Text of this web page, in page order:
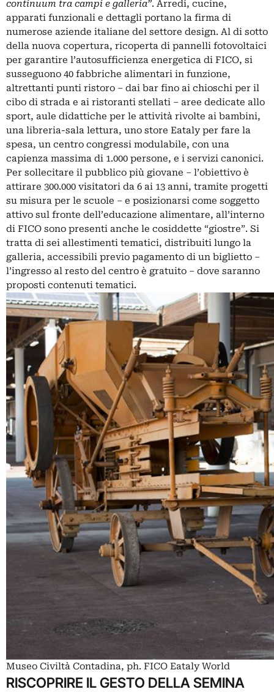
continuum tra campi e galleria”. Arredi, cucine,
apparati funzionali e dettagli portano la firma di
numerose aziende italiane del settore design. Al di sotto
della nuova copertura, ricoperta di pannelli fotovoltaici
per garantire l’autosufficienza energetica di FICO, si
susseguono 40 fabbriche alimentari in funzione,
altrettanti punti ristoro – dai bar fino ai chioschi per il
cibo di strada e ai ristoranti stellati – aree dedicate allo
sport, aule didattiche per le attività rivolte ai bambini,
una libreria-sala lettura, uno store Eataly per fare la
spesa, un centro congressi modulabile, con una
capienza massima di 1.000 persone, e i servizi canonici.
Per sollecitare il pubblico più giovane – l’obiettivo è
attirare 300.000 visitatori da 6 ai 13 anni, tramite progetti
su misura per le scuole – e posizionarsi come soggetto
attivo sul fronte dell’educazione alimentare, all’interno
di FICO sono presenti anche le cosiddette “giostre”. Si
tratta di sei allestimenti tematici, distribuiti lungo la
galleria, accessibili previo pagamento di un biglietto –
l’ingresso al resto del centro è gratuito – dove saranno
proposti contenuti tematici.
Museo Civiltà Contadina, ph. FICO Eataly World
RISCOPRIRE IL GESTO DELLA SEMINA